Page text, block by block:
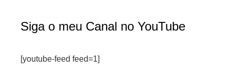
Siga o meu Canal no YouTube
[youtube-feed feed=1]